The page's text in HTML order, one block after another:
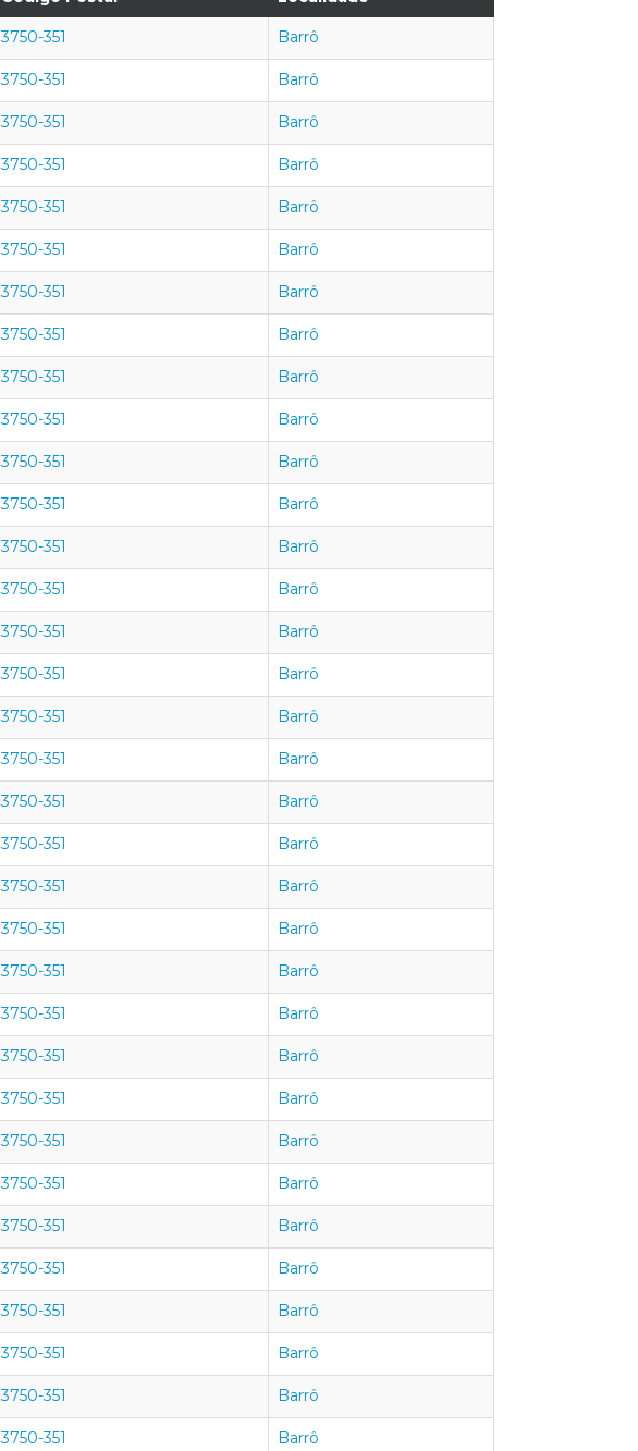
3750-351 Barrô
3750-351 Barrô
3750-351 Barrô
3750-351 Barrô
3750-351 Barrô
3750-351 Barrô
3750-351 Barrô
3750-351 Barrô
3750-351 Barrô
3750-351 Barrô
3750-351 Barrô
3750-351 Barrô
3750-351 Barrô
3750-351 Barrô
3750-351 Barrô
3750-351 Barrô
3750-351 Barrô
3750-351 Barrô
3750-351 Barrô
3750-351 Barrô
3750-351 Barrô
3750-351 Barrô
3750-351 Barrô
3750-351 Barrô
3750-351 Barrô
3750-351 Barrô
3750-351 Barrô
3750-351 Barrô
3750-351 Barrô
3750-351 Barrô
3750-351 Barrô
3750-351 Barrô
3750-351 Barrô
3750-351 Barrô